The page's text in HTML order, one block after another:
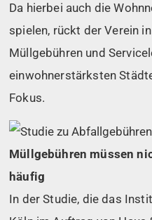
Da hierbei auch die
spielen, rückt der Verein
Müllgebühren und
einwohnerstärksten
Fokus.
Müllgebühren müssen
häufig
In der Studie, die das